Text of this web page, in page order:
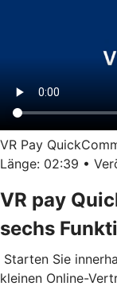
VR Pay
Länge: 02:39 •
VR pay
sechs
Starten Sie
kleinen Online-